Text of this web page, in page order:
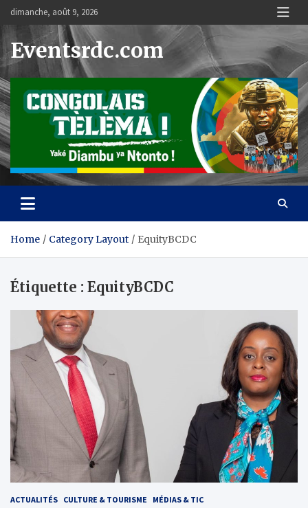
Skip
content
dimanche, août 9, 2026
Eventsrdc.com
Home Category Layout EquityBCDC
Étiquette : EquityBCDC
ACTUALITÉS CULTURE & TOURISME MÉDIAS & TIC